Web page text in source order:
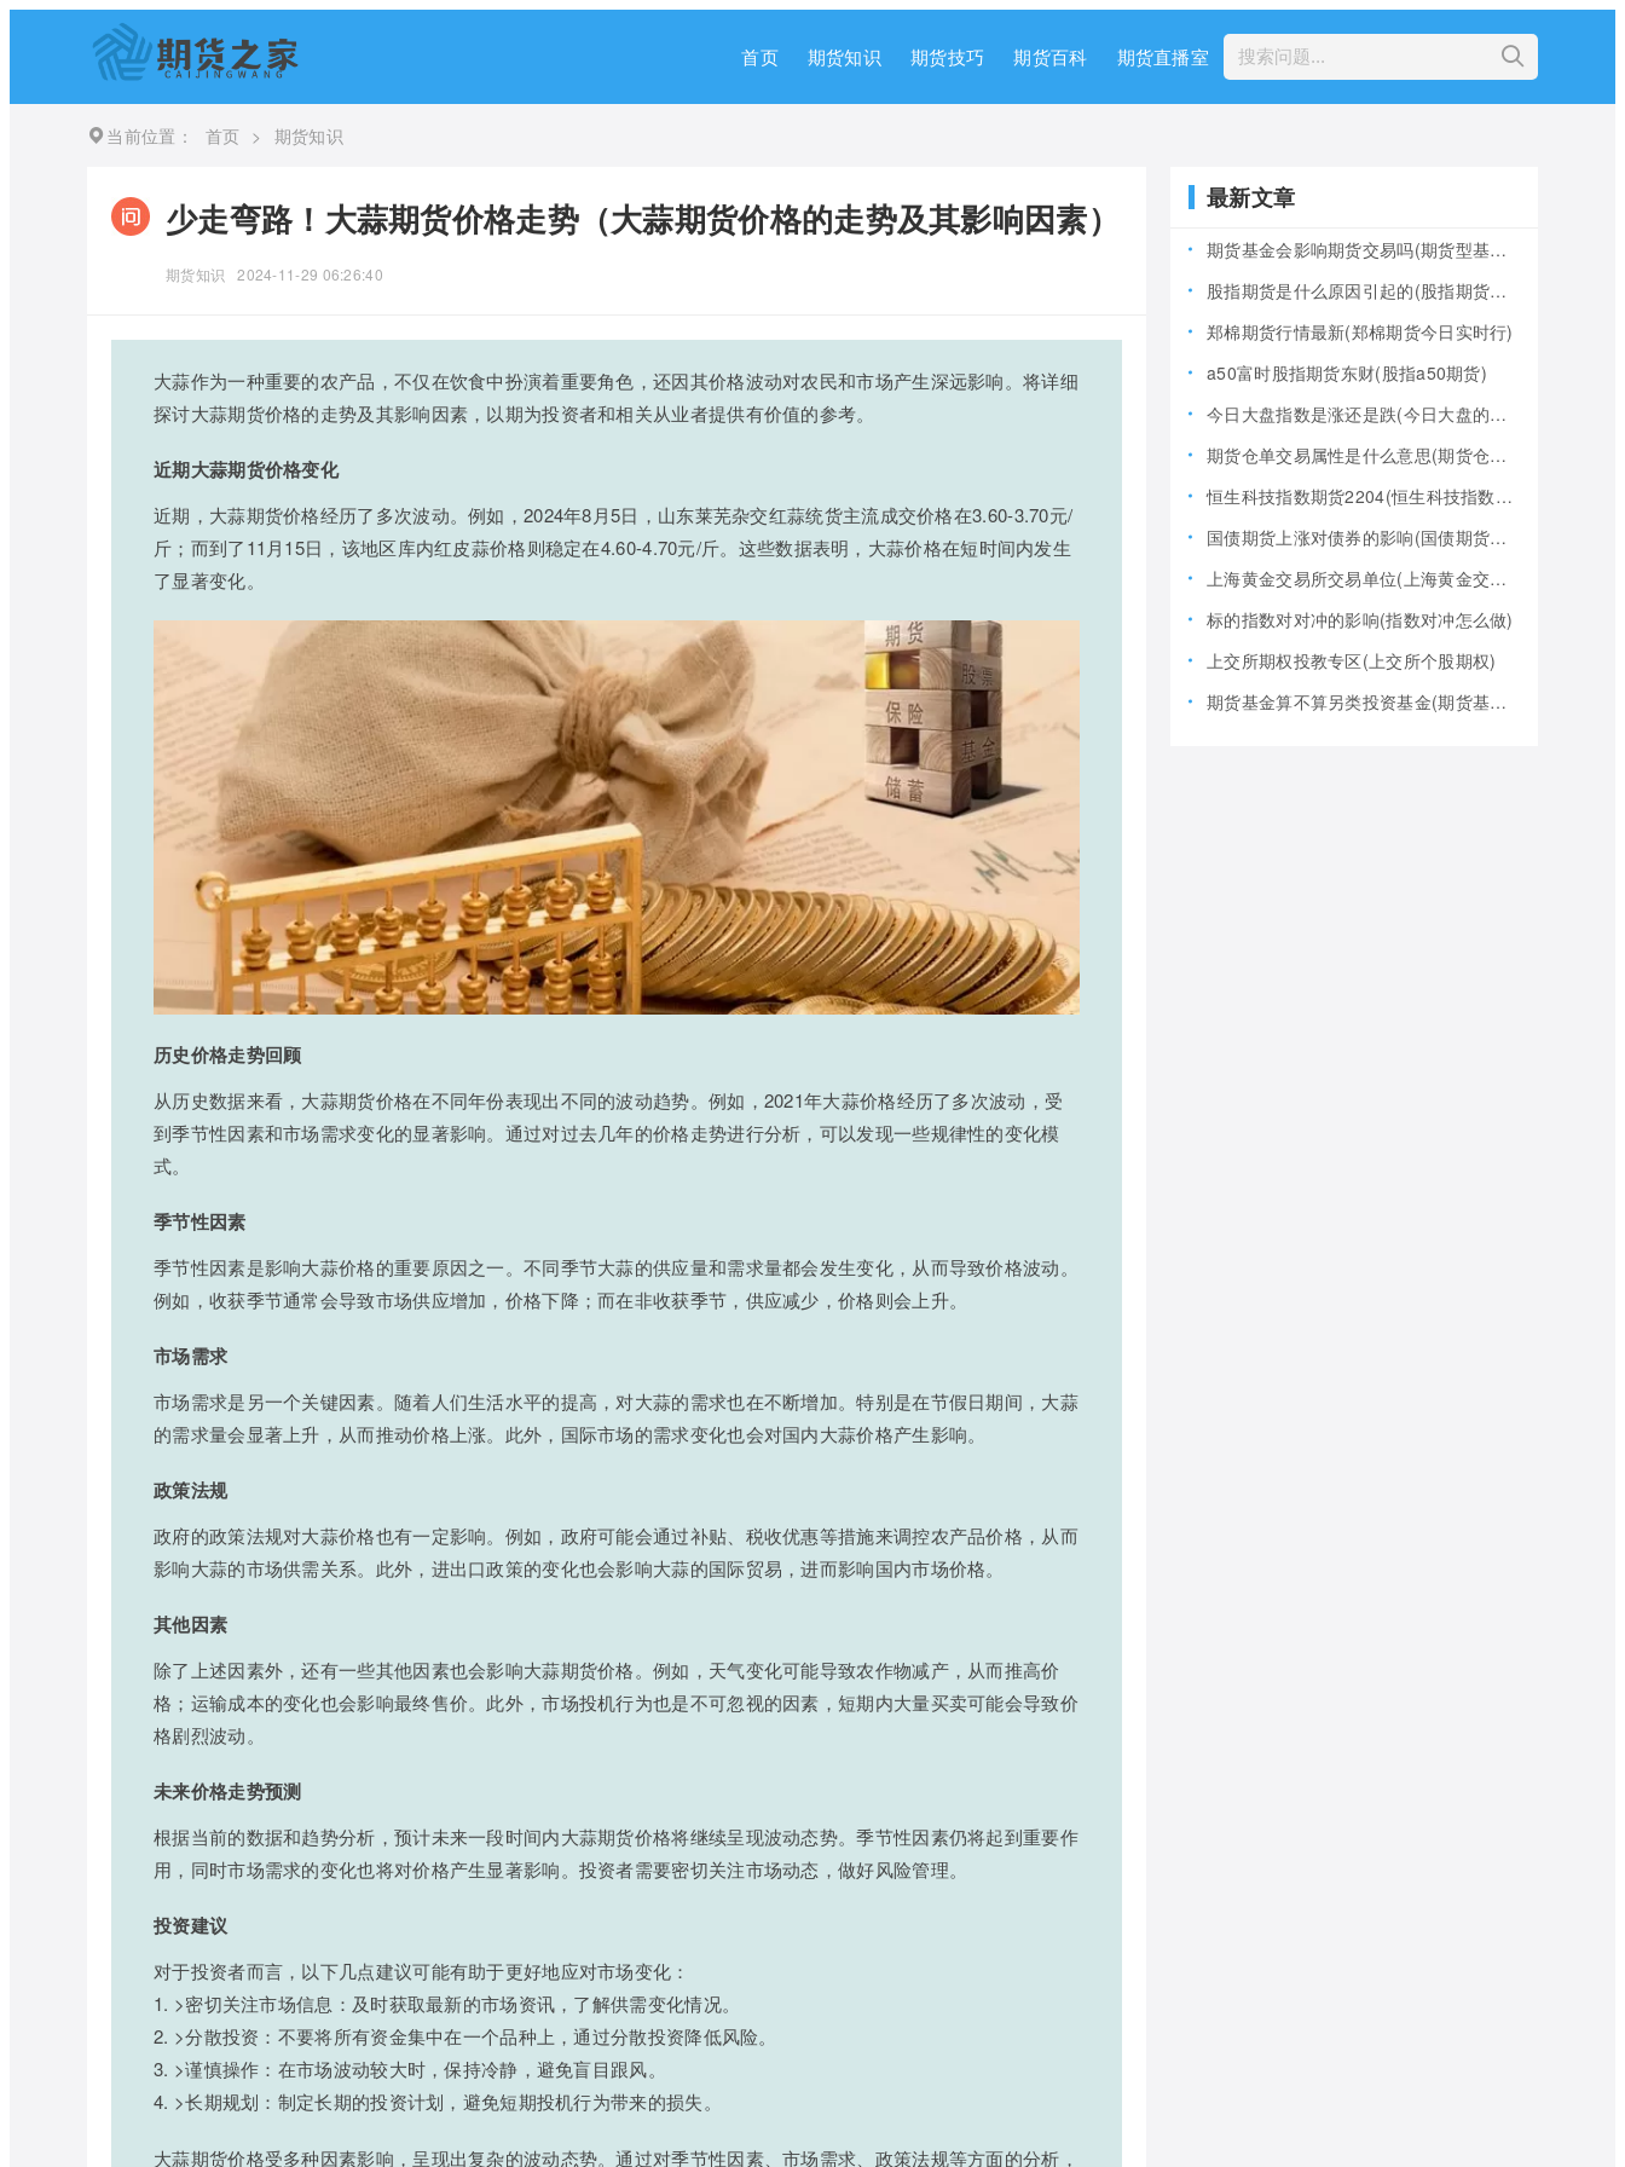
首页 期货知识 期货技巧 期货百科 期货直播室
当前位置： 首页 > 期货知识
少走弯路！大蒜期货价格走势（大蒜期货价格的走势及其影响因素）
期货知识 2024-11-29 06:26:40
大蒜作为一种重要的农产品，不仅在饮食中扮演着重要角色，还因其价格波动对农民和市场产生深远影响。将详细
探讨大蒜期货价格的走势及其影响因素，以期为投资者和相关从业者提供有价值的参考。
近期大蒜期货价格变化
近期，大蒜期货价格经历了多次波动。例如，2024年8月5日，山东莱芜杂交红蒜统货主流成交价格在3.60-3.70元/
斤；而到了11月15日，该地区库内红皮蒜价格则稳定在4.60-4.70元/斤。这些数据表明，大蒜价格在短时间内发生
了显著变化。
历史价格走势回顾
从历史数据来看，大蒜期货价格在不同年份表现出不同的波动趋势。例如，2021年大蒜价格经历了多次波动，受
到季节性因素和市场需求变化的显著影响。通过对过去几年的价格走势进行分析，可以发现一些规律性的变化模
式。
季节性因素
季节性因素是影响大蒜价格的重要原因之一。不同季节大蒜的供应量和需求量都会发生变化，从而导致价格波动。
例如，收获季节通常会导致市场供应增加，价格下降；而在非收获季节，供应减少，价格则会上升。
市场需求
市场需求是另一个关键因素。随着人们生活水平的提高，对大蒜的需求也在不断增加。特别是在节假日期间，大蒜
的需求量会显著上升，从而推动价格上涨。此外，国际市场的需求变化也会对国内大蒜价格产生影响。
政策法规
政府的政策法规对大蒜价格也有一定影响。例如，政府可能会通过补贴、税收优惠等措施来调控农产品价格，从而
影响大蒜的市场供需关系。此外，进出口政策的变化也会影响大蒜的国际贸易，进而影响国内市场价格。
其他因素
除了上述因素外，还有一些其他因素也会影响大蒜期货价格。例如，天气变化可能导致农作物减产，从而推高价
格；运输成本的变化也会影响最终售价。此外，市场投机行为也是不可忽视的因素，短期内大量买卖可能会导致价
格剧烈波动。
未来价格走势预测
根据当前的数据和趋势分析，预计未来一段时间内大蒜期货价格将继续呈现波动态势。季节性因素仍将起到重要作
用，同时市场需求的变化也将对价格产生显著影响。投资者需要密切关注市场动态，做好风险管理。
投资建议
对于投资者而言，以下几点建议可能有助于更好地应对市场变化：
1. >密切关注市场信息：及时获取最新的市场资讯，了解供需变化情况。
2. >分散投资：不要将所有资金集中在一个品种上，通过分散投资降低风险。
3. >谨慎操作：在市场波动较大时，保持冷静，避免盲目跟风。
4. >长期规划：制定长期的投资计划，避免短期投机行为带来的损失。
大蒜期货价格受多种因素影响，呈现出复杂的波动态势。通过对季节性因素、市场需求、政策法规等方面的分析，
最新文章
期货基金会影响期货交易吗(期货型基金风险大吗)
股指期货是什么原因引起的(股指期货产生的原因)
郑棉期货行情最新(郑棉期货今日实时行)
a50富时股指期货东财(股指a50期货)
今日大盘指数是涨还是跌(今日大盘的指数是多少)
期货仓单交易属性是什么意思(期货仓是什么意思)
恒生科技指数期货2204(恒生科技指数期货夜盘)
国债期货上涨对债券的影响(国债期货上涨对债券的影响大吗)
上海黄金交易所交易单位(上海黄金交易所全称)
标的指数对对冲的影响(指数对冲怎么做)
上交所期权投教专区(上交所个股期权)
期货基金算不算另类投资基金(期货基金是期货还是基金)